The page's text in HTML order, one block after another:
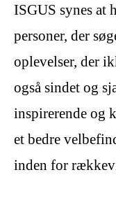
ISGUS synes at
personer, der
oplevelser, der
også sindet og
inspirerende og
et bedre
inden for